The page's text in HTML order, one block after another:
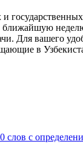
ближайшую
Для вашего
в
слов с